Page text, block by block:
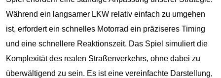
Während ein langsamer LKW relativ einfach zu umgehen
ist, erfordert ein schnelles Motorrad ein präziseres Timing
und eine schnellere Reaktionszeit. Das Spiel simuliert die
Komplexität des realen Straßenverkehrs, ohne dabei zu
überwältigend zu sein. Es ist eine vereinfachte Darstellung,